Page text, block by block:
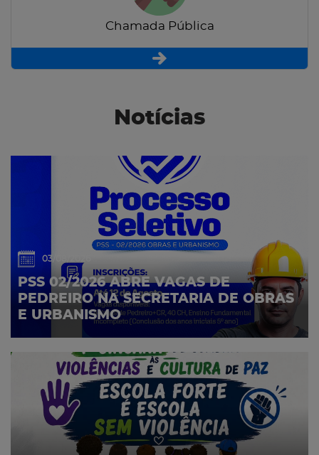
Chamada Pública
Notícias
03/08/2026
PSS 02/2026 ABRE VAGAS DE
PEDREIRO NA SECRETARIA DE OBRAS
E URBANISMO